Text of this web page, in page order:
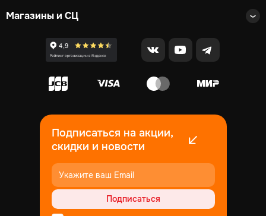
Магазины и СЦ
Подписаться на акции,
скидки и новости
Подписаться